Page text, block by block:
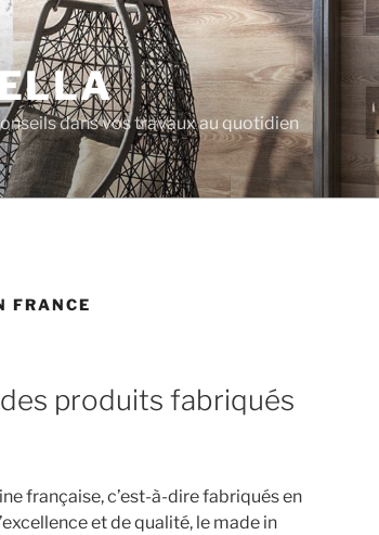
dans vos travaux au quotidien
FRANCE
produits fabriqués
française, c’est-à-dire fabriqués en
et de qualité, le made in